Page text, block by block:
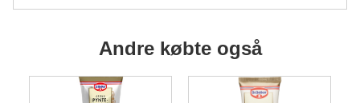
Andre købte også